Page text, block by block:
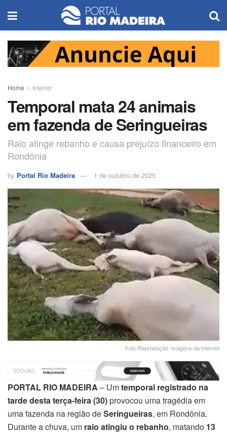
Home Interior
Temporal mata 24 animais
em fazenda de Seringueiras
Raio atinge rebanho e causa prejuízo financeiro em
Rondônia
by Portal Rio Madeira 1 de outubro de 2025
Foto/Reprodução: imagens da internet
PORTAL RIO MADEIRA – Umtemporal registrado na
tarde desta terça-feira (30)provocou uma tragédia em
uma fazenda na região deSeringueiras, em Rondônia.
Durante a chuva, um raio atingiu o rebanho, matando 13